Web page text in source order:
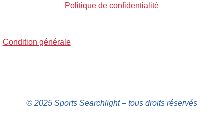
Politique de confidentialité
Condition générale
© 2025 Sports Searchlight – tous droits réservés